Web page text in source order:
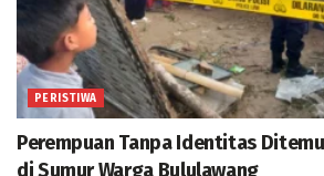
PERISTIWA
Perempuan Tanpa Identitas
di Sumur Warga Bululawang